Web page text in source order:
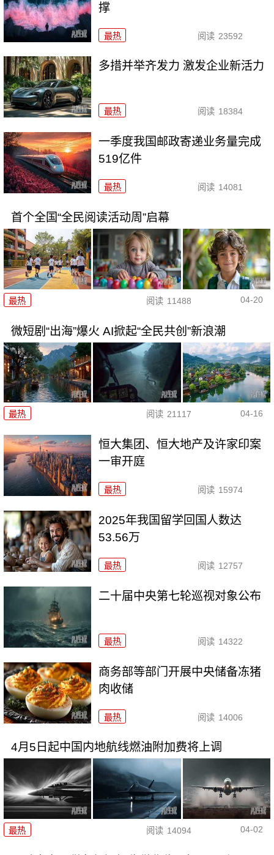
撑
最热 阅读 23592
多措并举齐发力 激发企业新活力
最热 阅读 18384
一季度我国邮政寄递业务量完成
519亿件
最热 阅读 14081
首个全国“全民阅读活动周”启幕
最热 阅读 11488 04-20
微短剧“出海”爆火 AI掀起“全民共创”新浪潮
最热 阅读 21117 04-16
恒大集团、恒大地产及许家印案
一审开庭
最热 阅读 15974
2025年我国留学回国人数达
53.56万
最热 阅读 12757
二十届中央第七轮巡视对象公布
最热 阅读 14322
商务部等部门开展中央储备冻猪
肉收储
最热 阅读 14006
4月5日起中国内地航线燃油附加费将上调
最热 阅读 14094 04-02